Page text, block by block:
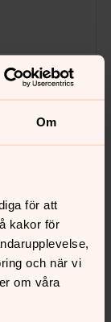
Om
för att
kakor för
och när vi
om våra